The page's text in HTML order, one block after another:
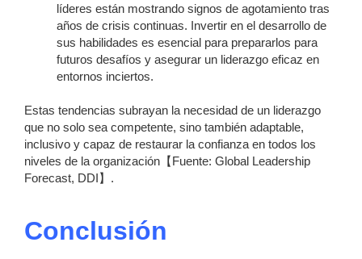
líderes están mostrando signos de agotamiento tras
años de crisis continuas. Invertir en el desarrollo de
sus habilidades es esencial para prepararlos para
futuros desafíos y asegurar un liderazgo eficaz en
entornos inciertos.
Estas tendencias subrayan la necesidad de un liderazgo
que no solo sea competente, sino también adaptable,
inclusivo y capaz de restaurar la confianza en todos los
niveles de la organización【Fuente: Global Leadership
Forecast, DDI】.
Conclusión